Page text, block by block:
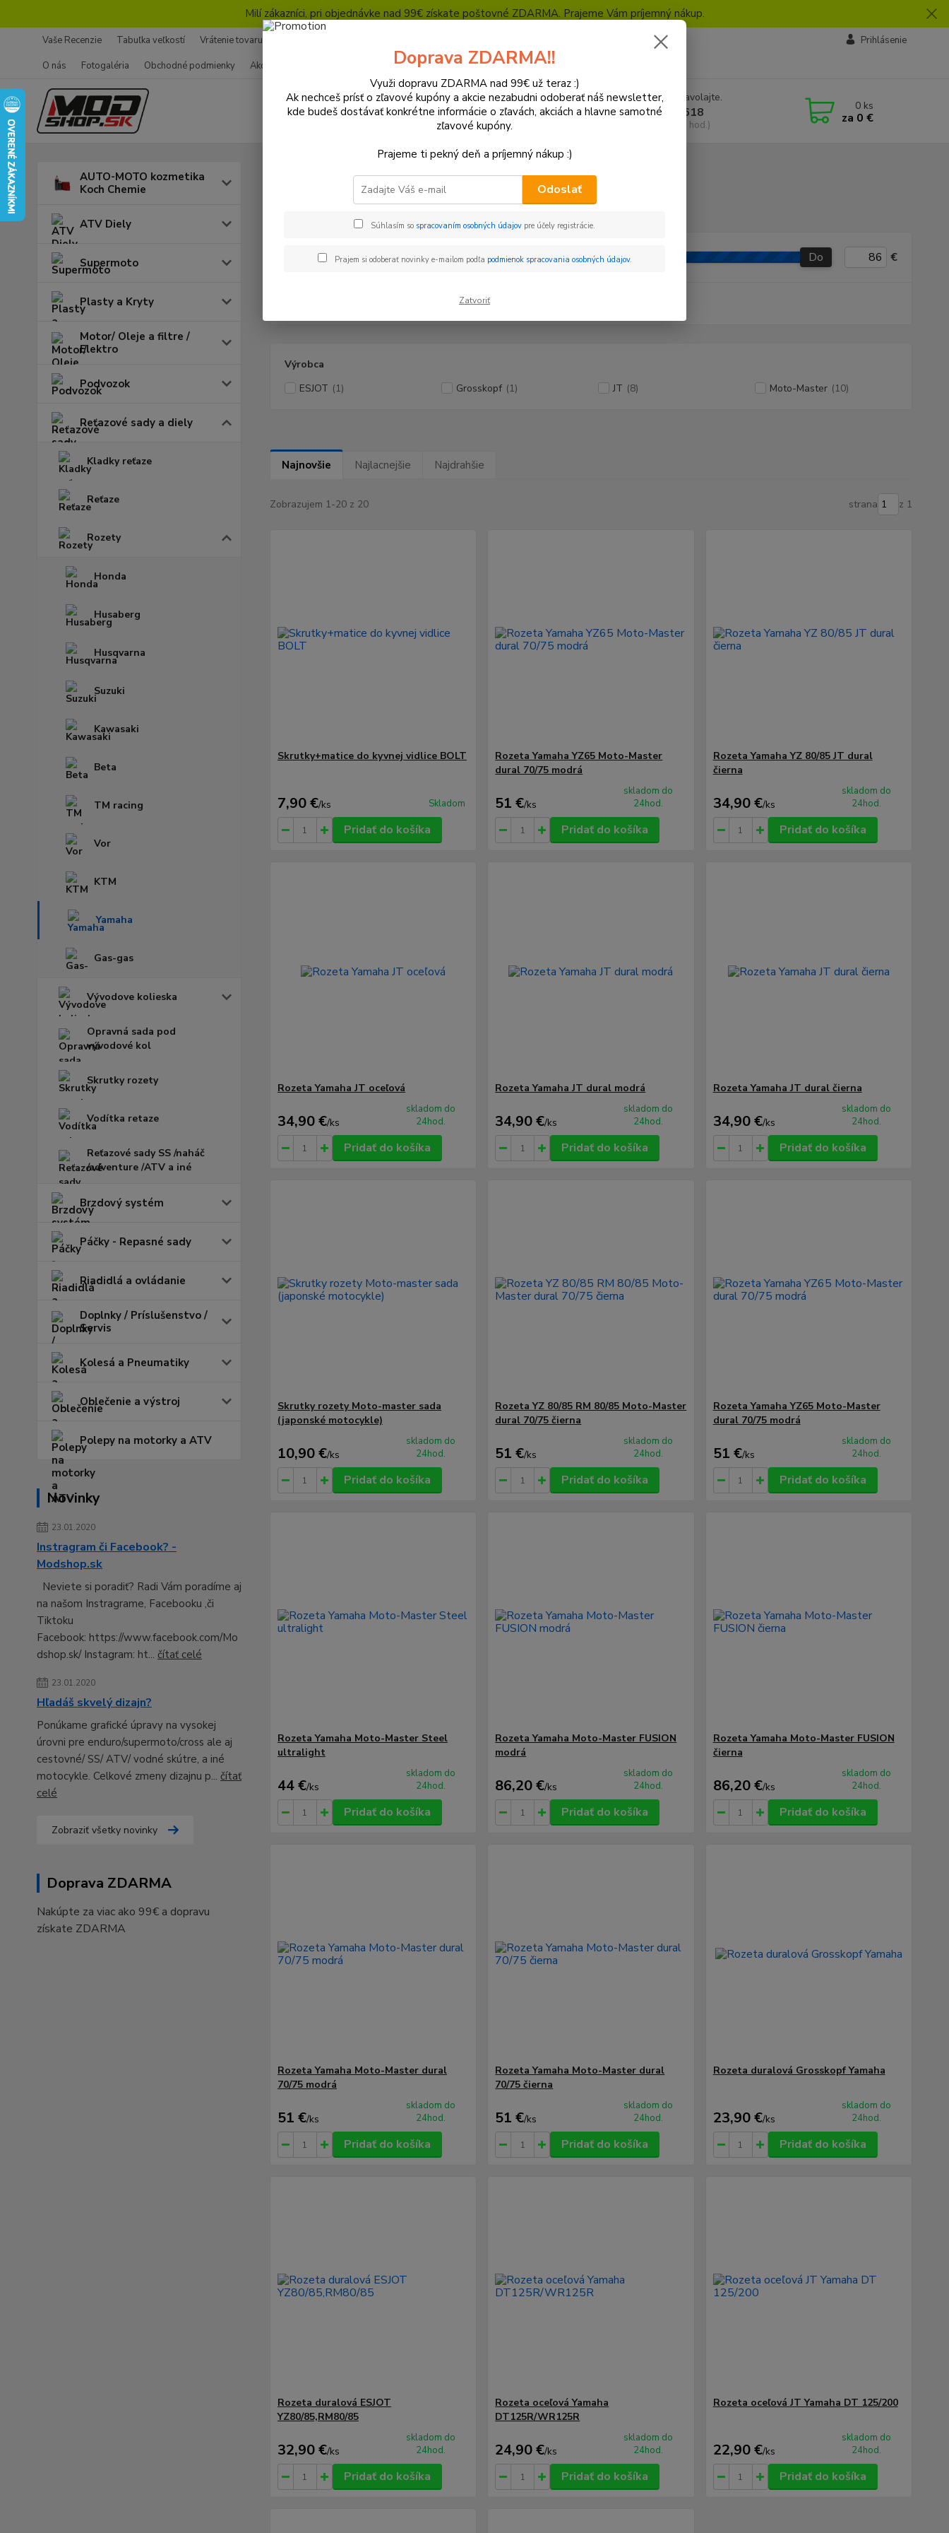
Milí zákazníci, pri objednávke nad 99€ získate poštovné ZDARMA. Prajeme Vám príjemný nákup.
Vaše Recenzie Tabuľka veľkostí Vrátenie tovaru - Formulár
O nás
Fotogaléria Obchodné podmienky Ako nakupovať Ochrana súkromia
Prihlásenie
Hľadať
Neviete si rady? Zavolajte.
+421 918 772 618
(Po-Pia, 8:30-16:30 hod.)
0 ks
za 0 €
AUTO-MOTO kozmetika
Koch Chemie
ATV Diely
Supermoto
Plasty a Kryty
Motor/ Oleje a filtre /
Elektro
Podvozok
Reťazové sady a diely
Kladky reťaze
Reťaze
Rozety
Honda
Husaberg
Husqvarna
Suzuki
Kawasaki
Beta
TM racing
Vor
KTM
Yamaha
Gas-gas
Vývodove kolieska
Opravná sada pod
vývodové kol
Skrutky rozety
Vodítka retaze
Reťazové sady SS /naháč
/adventure /ATV a iné
Brzdový systém
Páčky - Repasné sady
Riadidlá a ovládanie
Doplnky / Príslušenstvo /
Servis
Kolesá a Pneumatiky
Oblečenie a výstroj
Polepy na motorky a ATV
Novinky
23.01.2020
Instragram či Facebook? -
Modshop.sk
Neviete si poradiť? Radi Vám poradíme aj
na našom Instragrame, Facebooku ,či
Tiktoku
Facebook: https://www.facebook.com/Mo
dshop.sk/ Instagram: ht... čítať celé
23.01.2020
Hľadáš skvelý dizajn?
Ponúkame grafické úpravy na vysokej
úrovni pre enduro/supermoto/cross ale aj
cestovné/ SS/ ATV/ vodné skútre, a iné
motocykle. Celkové zmeny dizajnu p... čítať
celé
Zobraziť všetky novinky
Doprava ZDARMA
Nakúpte za viac ako 99€ a dopravu
získate ZDARMA
€ Od Do €
Akcia
Výrobca
ESJOT (1) Grosskopf (1) JT (8) Moto-Master (10)
Najnovšie Najlacnejšie Najdrahšie
Zobrazujem 1-20 z 20 strana z 1
Skrutky+matice do kyvnej vidlice BOLT
7,90 €/ks Skladom
Pridať do košíka
Rozeta Yamaha YZ65 Moto-Master
dural 70/75 modrá
51 €/ks
skladom do
24hod.
Pridať do košíka
Rozeta Yamaha YZ 80/85 JT dural
čierna
34,90 €/ks
skladom do
24hod.
Pridať do košíka
Rozeta Yamaha JT oceľová
34,90 €/ks
skladom do
24hod.
Pridať do košíka
Rozeta Yamaha JT dural modrá
34,90 €/ks
skladom do
24hod.
Pridať do košíka
Rozeta Yamaha JT dural čierna
34,90 €/ks
skladom do
24hod.
Pridať do košíka
Skrutky rozety Moto-master sada
(japonské motocykle)
10,90 €/ks
skladom do
24hod.
Pridať do košíka
Rozeta YZ 80/85 RM 80/85 Moto-Master
dural 70/75 čierna
51 €/ks
skladom do
24hod.
Pridať do košíka
Rozeta Yamaha YZ65 Moto-Master
dural 70/75 modrá
51 €/ks
skladom do
24hod.
Pridať do košíka
Rozeta Yamaha Moto-Master Steel
ultralight
44 €/ks
skladom do
24hod.
Pridať do košíka
Rozeta Yamaha Moto-Master FUSION
modrá
86,20 €/ks
skladom do
24hod.
Pridať do košíka
Rozeta Yamaha Moto-Master FUSION
čierna
86,20 €/ks
skladom do
24hod.
Pridať do košíka
Rozeta Yamaha Moto-Master dural
70/75 modrá
51 €/ks
skladom do
24hod.
Pridať do košíka
Rozeta Yamaha Moto-Master dural
70/75 čierna
51 €/ks
skladom do
24hod.
Pridať do košíka
Rozeta duralová Grosskopf Yamaha
23,90 €/ks
skladom do
24hod.
Pridať do košíka
Rozeta duralová ESJOT
YZ80/85,RM80/85
32,90 €/ks
skladom do
24hod.
Pridať do košíka
Rozeta oceľová Yamaha
DT125R/WR125R
24,90 €/ks
skladom do
24hod.
Pridať do košíka
Rozeta oceľová JT Yamaha DT 125/200
22,90 €/ks
skladom do
24hod.
Pridať do košíka
Doprava ZDARMA!!
Využi dopravu ZDARMA nad 99€ už teraz :)
Ak nechceš prísť o zľavové kupóny a akcie nezabudni odoberať náš newsletter,
kde budeš dostávať konkrétne informácie o zľavách, akciách a hlavne samotné
zľavové kupóny.
Prajeme ti pekný deň a príjemný nákup :)
Odoslať
Súhlasím so spracovaním osobných údajov pre účely registrácie.
Prajem si odoberať novinky e-mailom podľa podmienok spracovania osobných údajov.
Zatvoriť